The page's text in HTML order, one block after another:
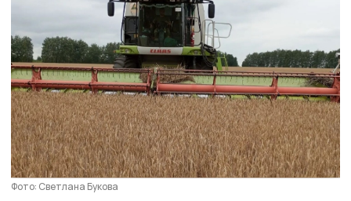
Фото: Светлана Букова